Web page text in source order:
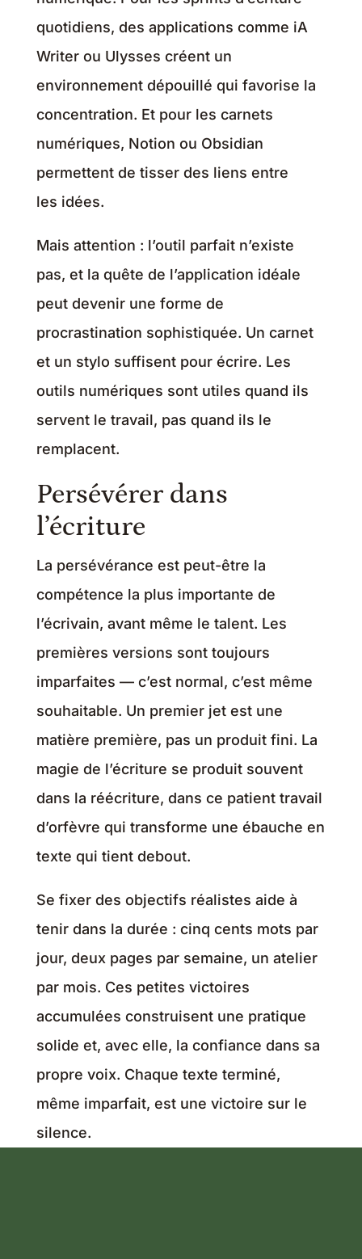
quotidiens, des applications comme iA
Writer ou Ulysses créent un
environnement dépouillé qui favorise la
concentration. Et pour les carnets
numériques, Notion ou Obsidian
permettent de tisser des liens entre
les idées.
Mais attention : l’outil parfait n’existe
pas, et la quête de l’application idéale
peut devenir une forme de
procrastination sophistiquée. Un carnet
et un stylo suffisent pour écrire. Les
outils numériques sont utiles quand ils
servent le travail, pas quand ils le
remplacent.
Persévérer dans
l’écriture
La persévérance est peut-être la
compétence la plus importante de
l’écrivain, avant même le talent. Les
premières versions sont toujours
imparfaites — c’est normal, c’est même
souhaitable. Un premier jet est une
matière première, pas un produit fini. La
magie de l’écriture se produit souvent
dans la réécriture, dans ce patient travail
d’orfèvre qui transforme une ébauche en
texte qui tient debout.
Se fixer des objectifs réalistes aide à
tenir dans la durée : cinq cents mots par
jour, deux pages par semaine, un atelier
par mois. Ces petites victoires
accumulées construisent une pratique
solide et, avec elle, la confiance dans sa
propre voix. Chaque texte terminé,
même imparfait, est une victoire sur le
silence.